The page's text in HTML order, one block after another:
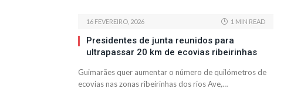
16 FEVEREIRO, 2026 1 MIN READ
Presidentes de junta reunidos para
ultrapassar 20 km de ecovias ribeirinhas
Guimarães quer aumentar o número de quilómetros de
ecovias nas zonas ribeirinhas dos rios Ave,…